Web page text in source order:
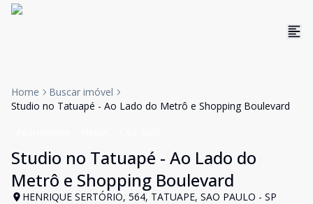
Home
Buscar imóvel
Studio no Tatuapé - Ao Lado do Metrô e Shopping Boulevard
Studio no Tatuapé - Ao Lado do
Metrô e Shopping Boulevard
HENRIQUE SERTÓRIO, 564, TATUAPE, SAO PAULO - SP